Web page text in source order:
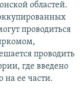
областей.
проводиться
проводить
где введено
на ее части.